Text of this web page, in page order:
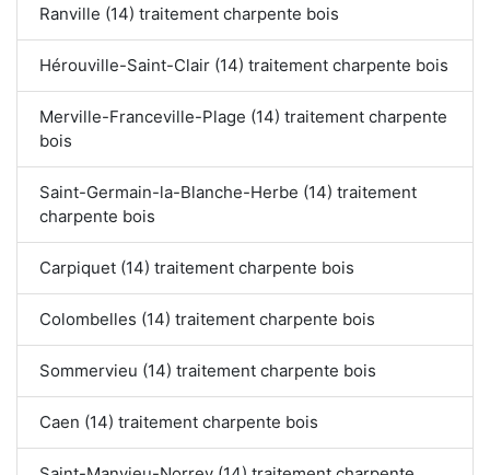
Ranville (14) traitement charpente bois
Hérouville-Saint-Clair (14) traitement charpente bois
Merville-Franceville-Plage (14) traitement charpente
bois
Saint-Germain-la-Blanche-Herbe (14) traitement
charpente bois
Carpiquet (14) traitement charpente bois
Colombelles (14) traitement charpente bois
Sommervieu (14) traitement charpente bois
Caen (14) traitement charpente bois